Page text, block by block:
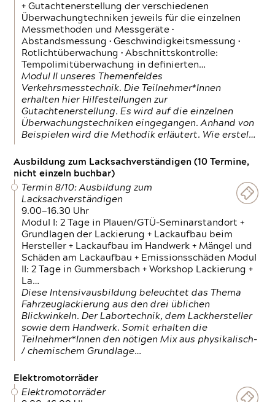
+ Gutachtenerstellung der verschiedenen
Überwachungtechniken jeweils für die einzelnen
Messmethoden und Messgeräte •
Abstandsmessung • Geschwindigkeitsmessung •
Rotlichtüberwachung • Abschnittskontrolle:
Tempolimitüberwachung in definierten…
Modul II unseres Themenfeldes
Verkehrsmesstechnik. Die Teilnehmer*Innen
erhalten hier Hilfestellungen zur
Gutachtenerstellung. Es wird auf die einzelnen
Überwachungstechniken eingegangen. Anhand von
Beispielen wird die Methodik erläutert. Wie erstel…
Ausbildung zum Lacksachverständigen (10 Termine,
nicht einzeln buchbar)
Termin 8/10: Ausbildung zum
Lacksachverständigen
9.00—16.30 Uhr
Modul I: 2 Tage in Plauen/GTÜ-Seminarstandort +
Grundlagen der Lackierung + Lackaufbau beim
Hersteller + Lackaufbau im Handwerk + Mängel und
Schäden am Lackaufbau + Emissionsschäden Modul
II: 2 Tage in Gummersbach + Workshop Lackierung +
La…
Diese Intensivausbildung beleuchtet das Thema
Fahrzeuglackierung aus den drei üblichen
Blickwinkeln. Der Labortechnik, dem Lackhersteller
sowie dem Handwerk. Somit erhalten die
Teilnehmer*Innen den nötigen Mix aus physikalisch-
/ chemischem Grundlage…
Elektromotorräder
Elektromotorräder